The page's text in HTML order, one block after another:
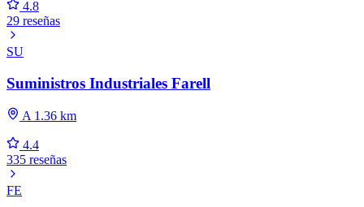
4.8
29 reseñas
SU
Suministros Industriales Farell
A 1.36 km
4.4
335 reseñas
FE